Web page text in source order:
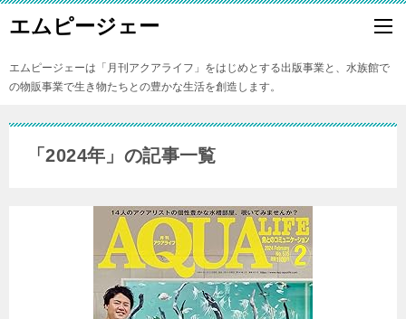
エムピージェー
エムピージェーは「月刊アクアライフ」をはじめとする出版事業と、水族館で
の物販事業で生き物たちとの豊かな生活を創造します。
「2024年」の記事一覧